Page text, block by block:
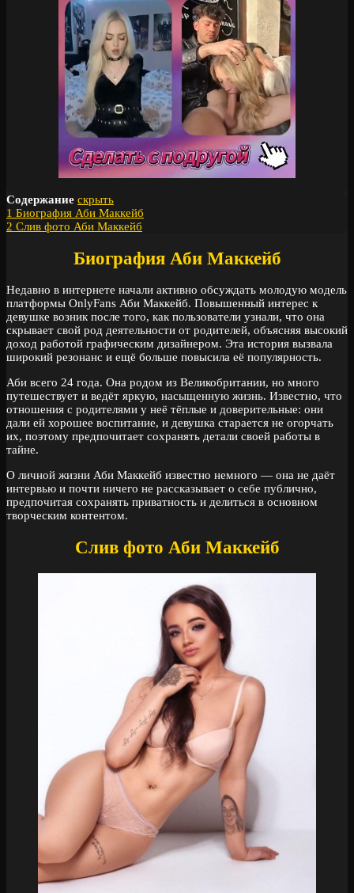
Содержание скрыть
1 Биография Аби Маккейб
2 Слив фото Аби Маккейб
Биография Аби Маккейб
Недавно в интернете начали активно обсуждать молодую модель
платформы OnlyFans Аби Маккейб. Повышенный интерес к
девушке возник после того, как пользователи узнали, что она
скрывает свой род деятельности от родителей, объясняя высокий
доход работой графическим дизайнером. Эта история вызвала
широкий резонанс и ещё больше повысила её популярность.
Аби всего 24 года. Она родом из Великобритании, но много
путешествует и ведёт яркую, насыщенную жизнь. Известно, что
отношения с родителями у неё тёплые и доверительные: они
дали ей хорошее воспитание, и девушка старается не огорчать
их, поэтому предпочитает сохранять детали своей работы в
тайне.
О личной жизни Аби Маккейб известно немного — она не даёт
интервью и почти ничего не рассказывает о себе публично,
предпочитая сохранять приватность и делиться в основном
творческим контентом.
Слив фото Аби Маккейб